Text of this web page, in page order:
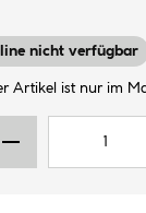
nicht verfügbar
Artikel ist nur im